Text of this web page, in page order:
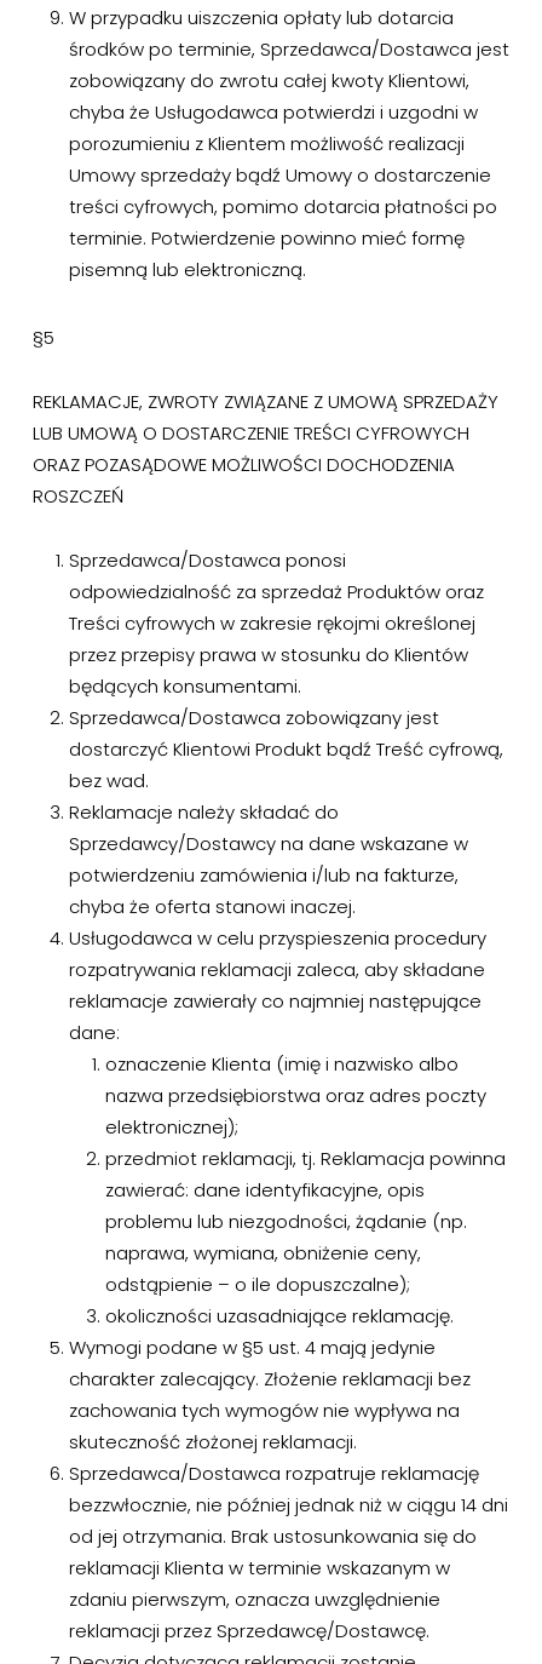
W przypadku uiszczenia opłaty lub dotarcia
środków po terminie, Sprzedawca/Dostawca jest
zobowiązany do zwrotu całej kwoty Klientowi,
chyba że Usługodawca potwierdzi i uzgodni w
porozumieniu z Klientem możliwość realizacji
Umowy sprzedaży bądź Umowy o dostarczenie
treści cyfrowych, pomimo dotarcia płatności po
terminie. Potwierdzenie powinno mieć formę
pisemną lub elektroniczną.
§5
REKLAMACJE, ZWROTY ZWIĄZANE Z UMOWĄ SPRZEDAŻY
LUB UMOWĄ O DOSTARCZENIE TREŚCI CYFROWYCH
ORAZ POZASĄDOWE MOŻLIWOŚCI DOCHODZENIA
ROSZCZEŃ
Sprzedawca/Dostawca ponosi
odpowiedzialność za sprzedaż Produktów oraz
Treści cyfrowych w zakresie rękojmi określonej
przez przepisy prawa w stosunku do Klientów
będących konsumentami.
Sprzedawca/Dostawca zobowiązany jest
dostarczyć Klientowi Produkt bądź Treść cyfrową,
bez wad.
Reklamacje należy składać do
Sprzedawcy/Dostawcy na dane wskazane w
potwierdzeniu zamówienia i/lub na fakturze,
chyba że oferta stanowi inaczej.
Usługodawca w celu przyspieszenia procedury
rozpatrywania reklamacji zaleca, aby składane
reklamacje zawierały co najmniej następujące
dane:
oznaczenie Klienta (imię i nazwisko albo
nazwa przedsiębiorstwa oraz adres poczty
elektronicznej);
przedmiot reklamacji, tj. Reklamacja powinna
zawierać: dane identyfikacyjne, opis
problemu lub niezgodności, żądanie (np.
naprawa, wymiana, obniżenie ceny,
odstąpienie – o ile dopuszczalne);
okoliczności uzasadniające reklamację.
Wymogi podane w §5 ust. 4 mają jedynie
charakter zalecający. Złożenie reklamacji bez
zachowania tych wymogów nie wypływa na
skuteczność złożonej reklamacji.
Sprzedawca/Dostawca rozpatruje reklamację
bezzwłocznie, nie później jednak niż w ciągu 14 dni
od jej otrzymania. Brak ustosunkowania się do
reklamacji Klienta w terminie wskazanym w
zdaniu pierwszym, oznacza uwzględnienie
reklamacji przez Sprzedawcę/Dostawcę.